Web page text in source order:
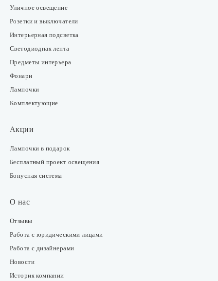
Уличное освещение
Розетки и выключатели
Интерьерная подсветка
Светодиодная лента
Предметы интерьера
Фонари
Лампочки
Комплектующие
Акции
Лампочки в подарок
Бесплатный проект освещения
Бонусная система
О нас
Отзывы
Работа с юридическими лицами
Работа с дизайнерами
Новости
История компании